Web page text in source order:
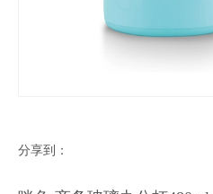
分享到：